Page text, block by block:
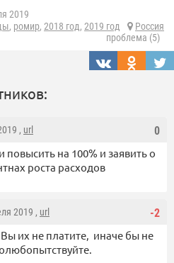
2019
, ромир, 2018 год, 2019 год
Россия
проблема (5)
0
, url
повысить на 100% и заявить о
роста расходов
-2
2019 , url
их не платите, иначе бы не